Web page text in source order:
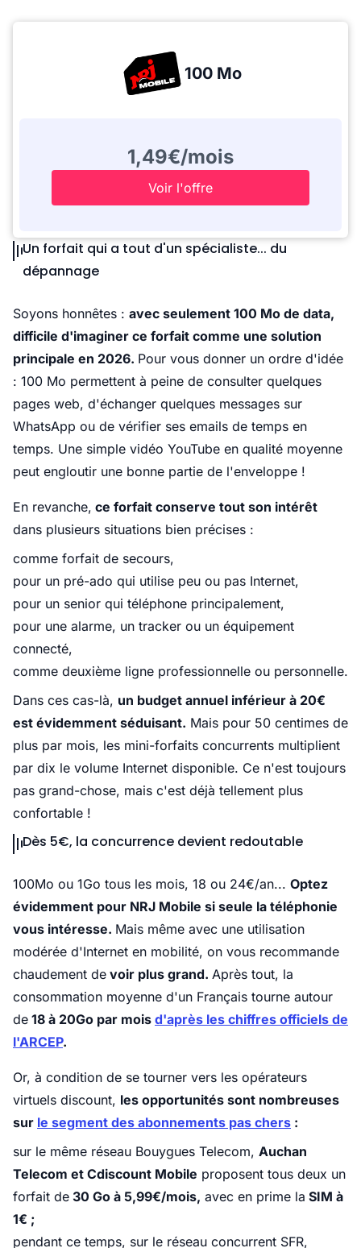
100 Mo
1,49€/mois
Voir l'offre
Un forfait qui a tout d'un spécialiste... du
dépannage
Soyons honnêtes : avec seulement 100 Mo de data,
difficile d'imaginer ce forfait comme une solution
principale en 2026. Pour vous donner un ordre d'idée
: 100 Mo permettent à peine de consulter quelques
pages web, d'échanger quelques messages sur
WhatsApp ou de vérifier ses emails de temps en
temps. Une simple vidéo YouTube en qualité moyenne
peut engloutir une bonne partie de l'enveloppe !
En revanche, ce forfait conserve tout son intérêt
dans plusieurs situations bien précises :
comme forfait de secours,
pour un pré-ado qui utilise peu ou pas Internet,
pour un senior qui téléphone principalement,
pour une alarme, un tracker ou un équipement
connecté,
comme deuxième ligne professionnelle ou personnelle.
Dans ces cas-là, un budget annuel inférieur à 20€
est évidemment séduisant. Mais pour 50 centimes de
plus par mois, les mini-forfaits concurrents multiplient
par dix le volume Internet disponible. Ce n'est toujours
pas grand-chose, mais c'est déjà tellement plus
confortable !
Dès 5€, la concurrence devient redoutable
100Mo ou 1Go tous les mois, 18 ou 24€/an... Optez
évidemment pour NRJ Mobile si seule la téléphonie
vous intéresse. Mais même avec une utilisation
modérée d'Internet en mobilité, on vous recommande
chaudement de voir plus grand. Après tout, la
consommation moyenne d'un Français tourne autour
de 18 à 20Go par mois d'après les chiffres officiels de
l'ARCEP.
Or, à condition de se tourner vers les opérateurs
virtuels discount, les opportunités sont nombreuses
sur le segment des abonnements pas chers :
sur le même réseau Bouygues Telecom, Auchan
Telecom et Cdiscount Mobile proposent tous deux un
forfait de 30 Go à 5,99€/mois, avec en prime la SIM à
1€ ;
pendant ce temps, sur le réseau concurrent SFR,